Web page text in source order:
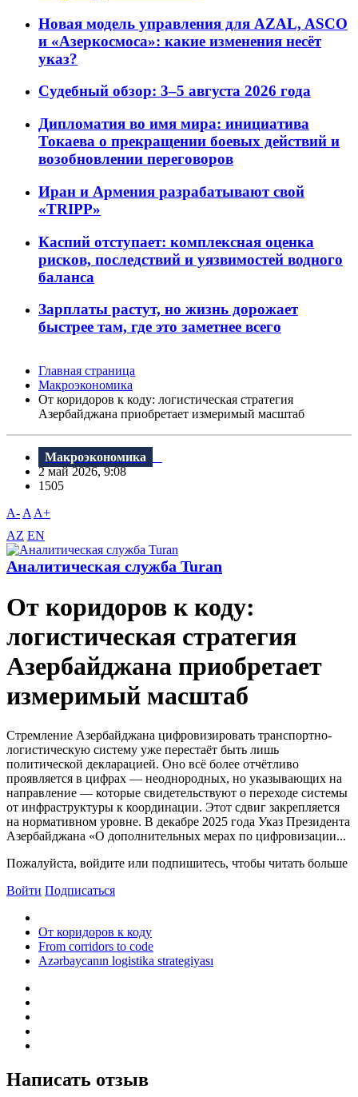
Новая модель управления для AZAL, ASCO
и «Азеркосмоса»: какие изменения несёт
указ?
Судебный обзор: 3–5 августа 2026 года
Дипломатия во имя мира: инициатива
Токаева о прекращении боевых действий и
возобновлении переговоров
Иран и Армения разрабатывают свой
«TRIPP»
Каспий отступает: комплексная оценка
рисков, последствий и уязвимостей водного
баланса
Зарплаты растут, но жизнь дорожает
быстрее там, где это заметнее всего
Главная страница
Макроэкономика
От коридоров к коду: логистическая стратегия
Азербайджана приобретает измеримый масштаб
Макроэкономика
2 май 2026, 9:08
1505
A- A A+
AZ EN
Аналитическая служба Turan
От коридоров к коду:
логистическая стратегия
Азербайджана приобретает
измеримый масштаб
Стремление Азербайджана цифровизировать транспортно-
логистическую систему уже перестаёт быть лишь
политической декларацией. Оно всё более отчётливо
проявляется в цифрах — неоднородных, но указывающих на
направление — которые свидетельствуют о переходе системы
от инфраструктуры к координации. Этот сдвиг закрепляется
на нормативном уровне. В декабре 2025 года Указ Президента
Азербайджана «О дополнительных мерах по цифровизации...
Пожалуйста, войдите или подпишитесь, чтобы читать больше
Войти Подписаться
От коридоров к коду
From corridors to code
Azərbaycanın logistika strategiyası
Написать отзыв